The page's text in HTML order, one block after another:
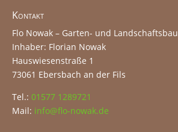
Kontakt
Flo Nowak – Garten- und Landschaftsbau
Inhaber: Florian Nowak
Hauswiesenstraße 1
73061 Ebersbach an der Fils
Tel.: 01577 1289721
Mail: info@flo-nowak.de